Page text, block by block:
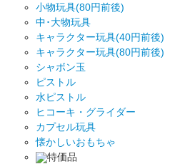
小物玩具(80円前後)
中･大物玩具
キャラクター玩具(40円前後)
キャラクター玩具(80円前後)
シャボン玉
ピストル
水ピストル
ヒコーキ・グライダー
カプセル玩具
懐かしいおもちゃ
特価品